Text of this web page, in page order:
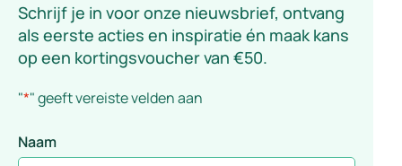
Schrijf je in voor onze nieuwsbrief, ontvang
als eerste acties en inspiratie én maak kans
op een kortingsvoucher van €50.
"*" geeft vereiste velden aan
Naam